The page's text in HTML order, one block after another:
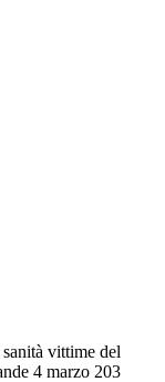
vittime del
4 marzo 203